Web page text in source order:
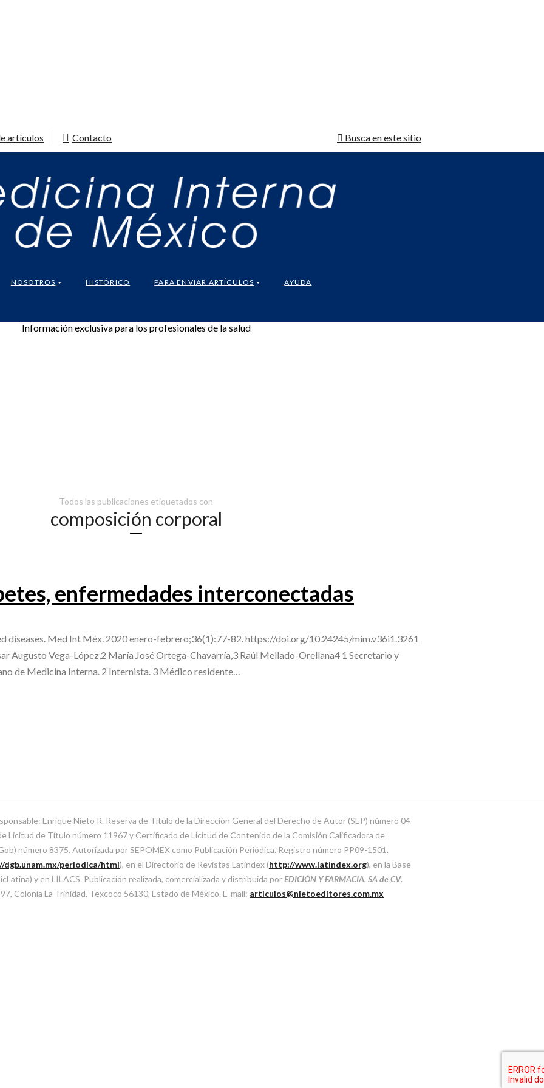
artículos Contacto Busca en este sitio
NOSOTROS HISTÓRICO PARA ENVIAR ARTÍCULOS AYUDA
Información exclusiva para los profesionales de la salud
Todos las publicaciones etiquetados con
composición corporal
enfermedades interconectadas
diseases. Med Int Méx. 2020 enero-febrero;36(1):77-82. https://doi.org/10.24245/mim.v36i1.3261
Augusto Vega-López,2 María José Ortega-Chavarría,3 Raúl Mellado-Orellana4 1 Secretario y
de Medicina Interna. 2 Internista. 3 Médico residente…
Enrique Nieto R. Reserva de Título de la Dirección General del Derecho de Autor (SEP) número 04-
Licitud de Título número 11967 y Certificado de Licitud de Contenido de la Comisión Calificadora de
número 8375. Autorizada por SEPOMEX como Publicación Periódica. Registro número PP09-1501.
dgb.unam.mx/periodica/html), en el Directorio de Revistas Latindex (http://www.latindex.org), en la Base
y en LILACS. Publicación realizada, comercializada y distribuida porEDICIÓN Y FARMACIA, SA de CV.
Colonia La Trinidad, Texcoco 56130, Estado de México. E-mail: articulos@nietoeditores.com.mx